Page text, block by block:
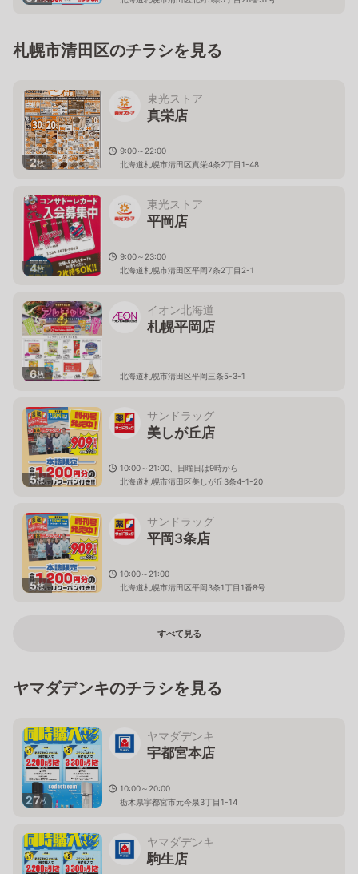
札幌市清田区のチラシを見る
2枚
東光ストア
真栄店
9:00～22:00
北海道札幌市清田区真栄4条2丁目1-48
4枚
東光ストア
平岡店
9:00～23:00
北海道札幌市清田区平岡7条2丁目2-1
6枚
イオン北海道
札幌平岡店
北海道札幌市清田区平岡三条5-3-1
5枚
サンドラッグ
美しが丘店
10:00～21:00、日曜日は9時から
北海道札幌市清田区美しが丘3条4-1-20
5枚
サンドラッグ
平岡3条店
10:00～21:00
北海道札幌市清田区平岡3条1丁目1番8号
すべて見る
ヤマダデンキのチラシを見る
27枚
ヤマダデンキ
宇都宮本店
10:00～20:00
栃木県宇都宮市元今泉3丁目1-14
ヤマダデンキ
駒生店